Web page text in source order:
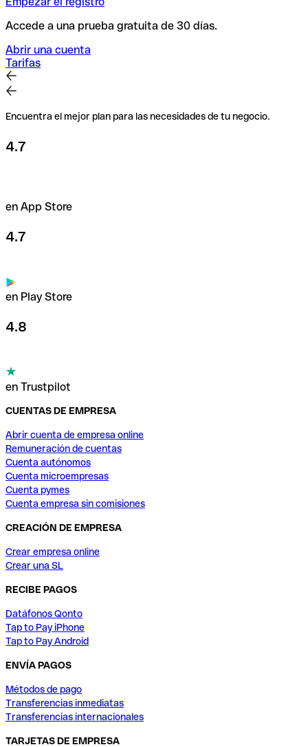
Accede a una prueba gratuita de 30 días.
Abrir una cuenta
Tarifas
Encuentra el mejor plan para las necesidades de tu negocio.
4.7
en App Store
4.7
en Play Store
4.8
en Trustpilot
CUENTAS DE EMPRESA
Abrir cuenta de empresa online
Remuneración de cuentas
Cuenta autónomos
Cuenta microempresas
Cuenta pymes
Cuenta empresa sin comisiones
CREACIÓN DE EMPRESA
Crear empresa online
Crear una SL
RECIBE PAGOS
Datáfonos Qonto
Tap to Pay iPhone
Tap to Pay Android
ENVÍA PAGOS
Métodos de pago
Transferencias inmediatas
Transferencias internacionales
TARJETAS DE EMPRESA